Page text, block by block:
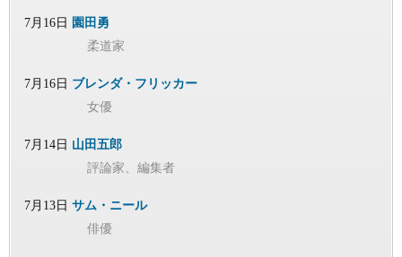
7月16日 園田勇
柔道家
7月16日 ブレンダ・フリッカー
女優
7月14日 山田五郎
評論家、編集者
7月13日 サム・ニール
俳優